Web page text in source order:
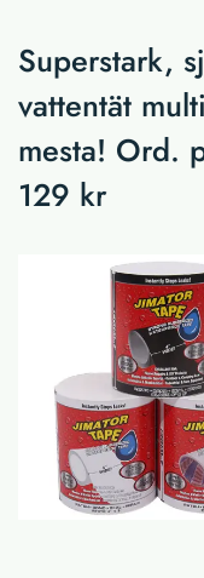
Superstark,
vattentät
mesta! Ord.
129 kr